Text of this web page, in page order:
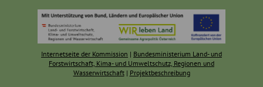
Internetseite der Kommission | Bundesministerium Land- und
Forstwirtschaft, Kima- und Umweltschutz, Regionen und
Wasserwirtschaft| Projektbeschreibung